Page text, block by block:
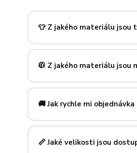
👕 Z jakého materiálu jsou
Používáme prémiovou 100%
zachová tvar i barvu i po
🧥 Z jakého materiálu jsou
Mikiny šijeme ze směsi80 %
prodyšná kombinace, která si
🚚 Jak rychle mi objednávka
Mimo sezónu balíme a
poštu trvá obvykle 1–3
📏 Jaké velikosti jsou